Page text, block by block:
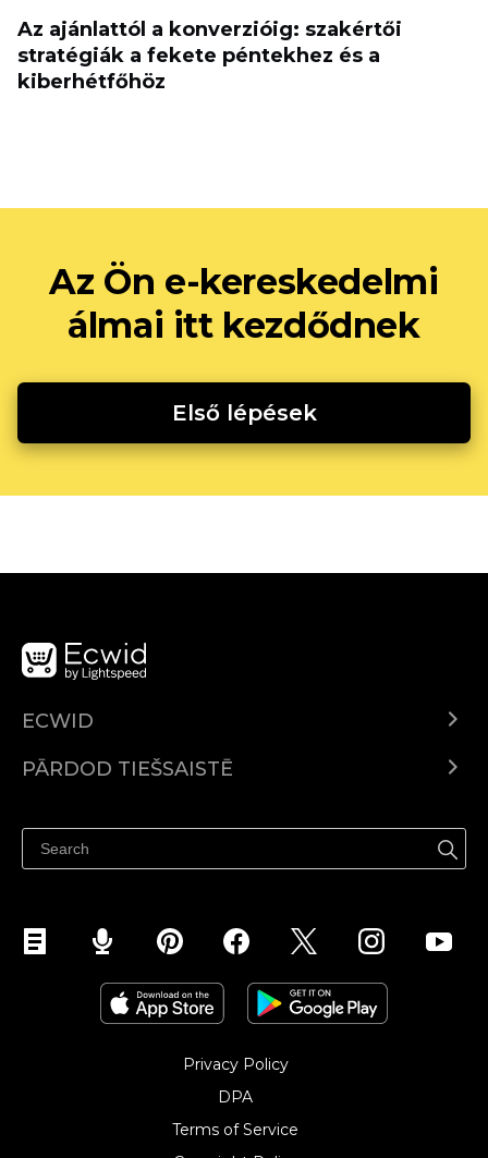
Az ajánlattól a konverzióig: szakértői
stratégiák a fekete péntekhez és a
kiberhétfőhöz
Az Ön e-kereskedelmi
álmai itt kezdődnek
Első lépések
ECWID
Izcenojumi
PĀRDOD TIEŠSAISTĒ
Pārdod Facebook
Pārdod Instagram
Privacy Policy
DPA
Terms of Service